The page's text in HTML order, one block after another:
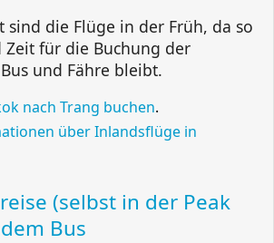
sind die Flüge in der Früh, da so
Zeit für die Buchung der
und Fähre bleibt.
nach Trang buchen.
über Inlandsflüge in
(selbst in der Peak
Bus